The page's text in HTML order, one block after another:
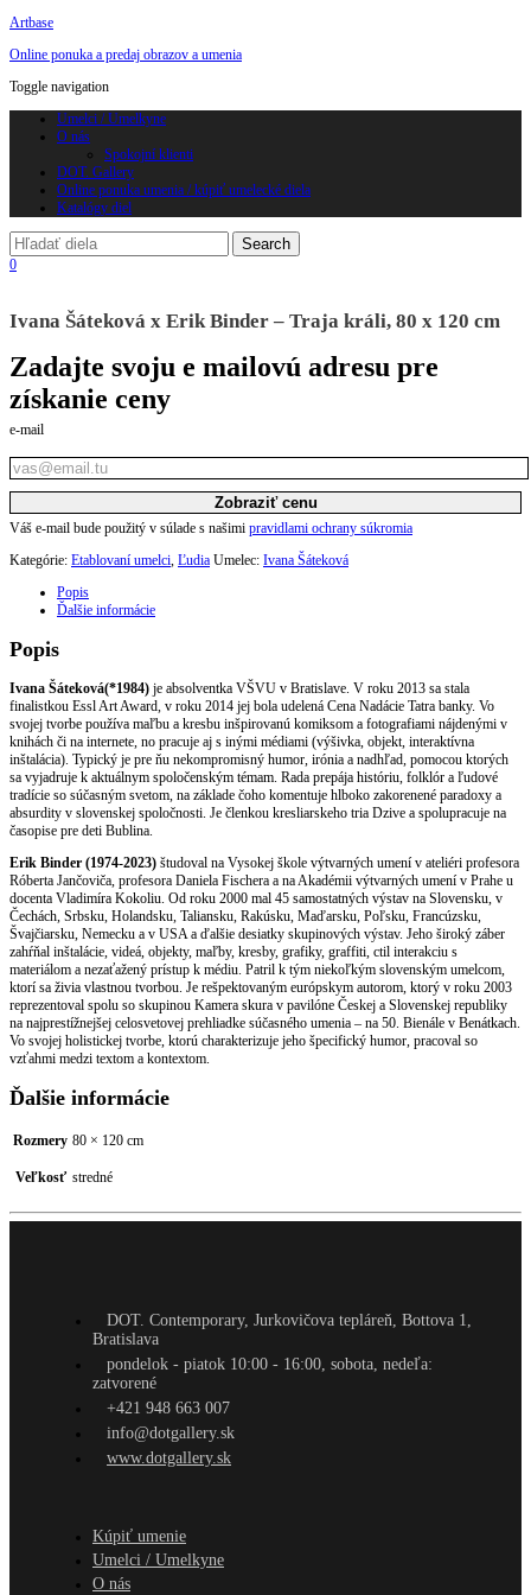
Artbase
Online ponuka a predaj obrazov a umenia
Toggle navigation
Umelci / Umelkyne
O nás
Spokojní klienti
DOT. Gallery
Online ponuka umenia / kúpiť umelecké diela
Katalógy diel
0
Ivana Šáteková x Erik Binder – Traja králi, 80 x 120 cm
Zadajte svoju e mailovú adresu pre
získanie ceny
e-mail
Zobraziť cenu
Váš e-mail bude použitý v súlade s našimi pravidlami ochrany súkromia
Kategórie: Etablovaní umelci, Ľudia Umelec: Ivana Šáteková
Popis
Ďalšie informácie
Popis
Ivana Šáteková(*1984) je absolventka VŠVU v Bratislave. V roku 2013 sa stala
finalistkou Essl Art Award, v roku 2014 jej bola udelená Cena Nadácie Tatra banky. Vo
svojej tvorbe používa maľbu a kresbu inšpirovanú komiksom a fotografiami nájdenými v
knihách či na internete, no pracuje aj s inými médiami (výšivka, objekt, interaktívna
inštalácia). Typický je pre ňu nekompromisný humor, irónia a nadhľad, pomocou ktorých
sa vyjadruje k aktuálnym spoločenským témam. Rada prepája históriu, folklór a ľudové
tradície so súčasným svetom, na základe čoho komentuje hlboko zakorenené paradoxy a
absurdity v slovenskej spoločnosti. Je členkou kresliarskeho tria Dzive a spolupracuje na
časopise pre deti Bublina.
Erik Binder (1974-2023) študoval na Vysokej škole výtvarných umení v ateliéri profesora
Róberta Jančoviča, profesora Daniela Fischera a na Akadémii výtvarných umení v Prahe u
docenta Vladimíra Kokoliu. Od roku 2000 mal 45 samostatných výstav na Slovensku, v
Čechách, Srbsku, Holandsku, Taliansku, Rakúsku, Maďarsku, Poľsku, Francúzsku,
Švajčiarsku, Nemecku a v USA a ďalšie desiatky skupinových výstav. Jeho široký záber
zahŕňal inštalácie, videá, objekty, maľby, kresby, grafiky, graffiti, ctil interakciu s
materiálom a nezaťažený prístup k médiu. Patril k tým niekoľkým slovenským umelcom,
ktorí sa živia vlastnou tvorbou. Je rešpektovaným európskym autorom, ktorý v roku 2003
reprezentoval spolu so skupinou Kamera skura v pavilóne Českej a Slovenskej republiky
na najprestížnejšej celosvetovej prehliadke súčasného umenia – na 50. Bienále v Benátkach.
Vo svojej holistickej tvorbe, ktorú charakterizuje jeho špecifický humor, pracoval so
vzťahmi medzi textom a kontextom.
Ďalšie informácie
Rozmery 80 × 120 cm
Veľkosť stredné
DOT. Contemporary, Jurkovičova tepláreň, Bottova 1,
Bratislava
pondelok - piatok 10:00 - 16:00, sobota, nedeľa:
zatvorené
+421 948 663 007
info@dotgallery.sk
www.dotgallery.sk
Kúpiť umenie
Umelci / Umelkyne
O nás